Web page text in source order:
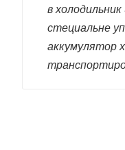
в
стециальне
аккумулятор